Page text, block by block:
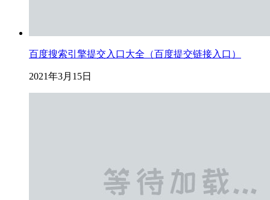
百度搜索引擎提交入口大全（百度提交链接入口）
2021年3月15日